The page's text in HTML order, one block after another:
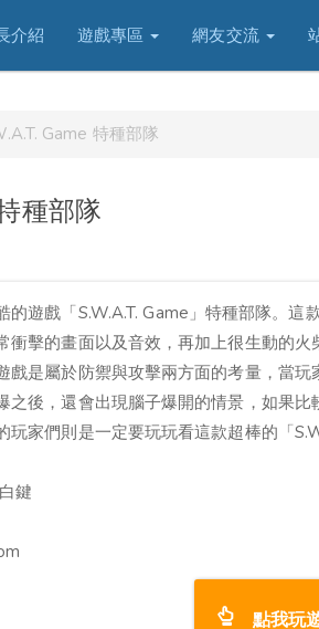
介紹 遊戲專區 網友交流
Game 特種部隊
種部隊
的遊戲「S.W.A.T. Game」特種部隊。這
衝擊的畫面以及音效，再加上很生動的
戲是屬於防禦與攻擊兩方面的考量，當
之後，還會出現腦子爆開的情景，如果
家們則是一定要玩玩看這款超棒的「
鍵
點我玩